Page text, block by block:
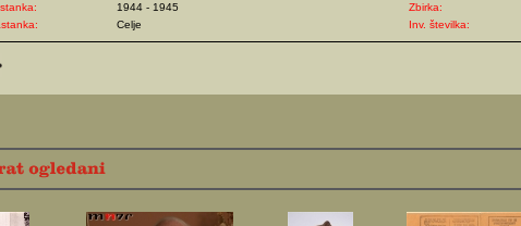
1944 - 1945 Zbirka:
Celje Inv. številka: